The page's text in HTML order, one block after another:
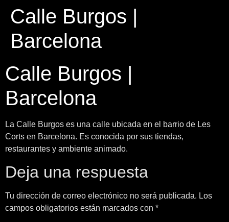
Calle Burgos |
Barcelona
Calle Burgos |
Barcelona
La Calle Burgos es una calle ubicada en el barrio de Les
Corts en Barcelona. Es conocida por sus tiendas,
restaurantes y ambiente animado.
Deja una respuesta
Tu dirección de correo electrónico no será publicada. Los
campos obligatorios están marcados con *